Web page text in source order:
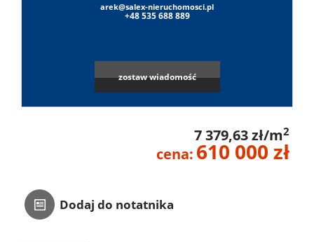
Kontakt
arek@salex-nieruchomosci.pl
+48 535 688 889
zostaw wiadomość
7 379,63 zł/m2
cena: 610 000 zł
Dodaj do notatnika